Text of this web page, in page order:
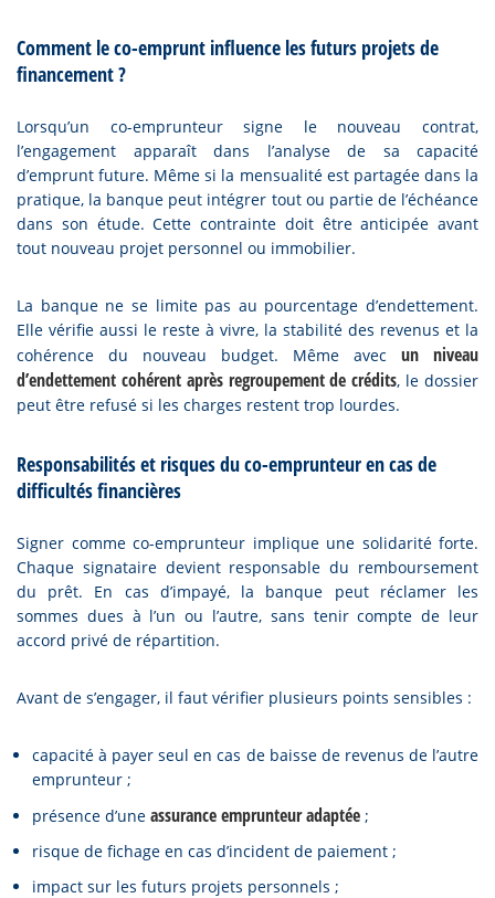
Comment le co-emprunt influence les futurs projets de
financement ?
Lorsqu’un co-emprunteur signe le nouveau contrat,
l’engagement apparaît dans l’analyse de sa capacité
d’emprunt future. Même si la mensualité est partagée dans la
pratique, la banque peut intégrer tout ou partie de l’échéance
dans son étude. Cette contrainte doit être anticipée avant
tout nouveau projet personnel ou immobilier.
La banque ne se limite pas au pourcentage d’endettement.
Elle vérifie aussi le reste à vivre, la stabilité des revenus et la
cohérence du nouveau budget. Même avec un niveau
d’endettement cohérent après regroupement de crédits, le dossier
peut être refusé si les charges restent trop lourdes.
Responsabilités et risques du co-emprunteur en cas de
difficultés financières
Signer comme co-emprunteur implique une solidarité forte.
Chaque signataire devient responsable du remboursement
du prêt. En cas d’impayé, la banque peut réclamer les
sommes dues à l’un ou l’autre, sans tenir compte de leur
accord privé de répartition.
Avant de s’engager, il faut vérifier plusieurs points sensibles :
capacité à payer seul en cas de baisse de revenus de l’autre
emprunteur ;
présence d’une assurance emprunteur adaptée ;
risque de fichage en cas d’incident de paiement ;
impact sur les futurs projets personnels ;